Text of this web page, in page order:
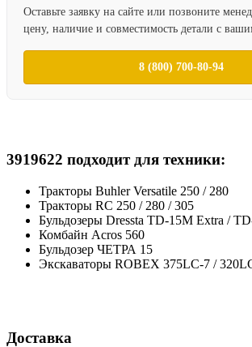
Оставьте заявку на сайте или позвоните
цену, наличие и совместимость детали с
8 (800) 700-80-94
3919622 подходит для техники:
Тракторы Buhler Versatile 250 / 280
Тракторы RC 250 / 280 / 305
Бульдозеры Dressta TD-15M Extra /
Комбайн Acros 560
Бульдозер ЧЕТРА 15
Экскаваторы ROBEX 375LC-7 /
Доставка